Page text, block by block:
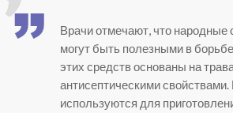
Врачи отмечают, что народные
могут быть полезными в
этих средств основаны на
антисептическими
используются для